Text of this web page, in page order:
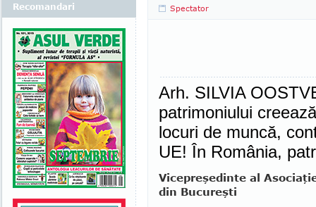
Spectator
Arh. SILVIA
patrimoniului
locuri de muncă,
UE! În România,
Vicepreşedinte al
din Bucureşti
Recomandari